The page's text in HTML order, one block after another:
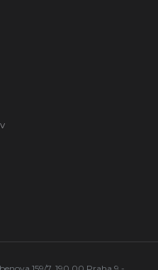
159/7, 190 00 Praha 9 -